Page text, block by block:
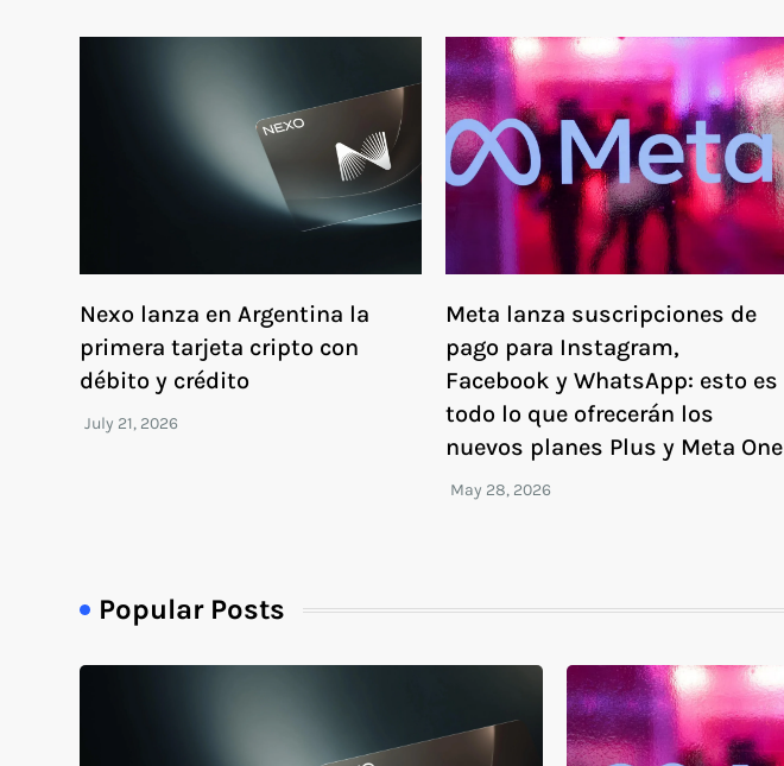
Nexo lanza en Argentina la
primera tarjeta cripto con
débito y crédito
Meta lanza suscripciones de
pago para Instagram,
Facebook y WhatsApp: esto es
todo lo que ofrecerán los
nuevos planes Plus y Meta One
Popular Posts